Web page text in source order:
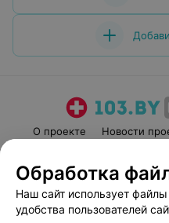
О проекте Новости
Пользовательское
Вакансии
Написать
Обработка
Наш сайт использует
удобства пользователей